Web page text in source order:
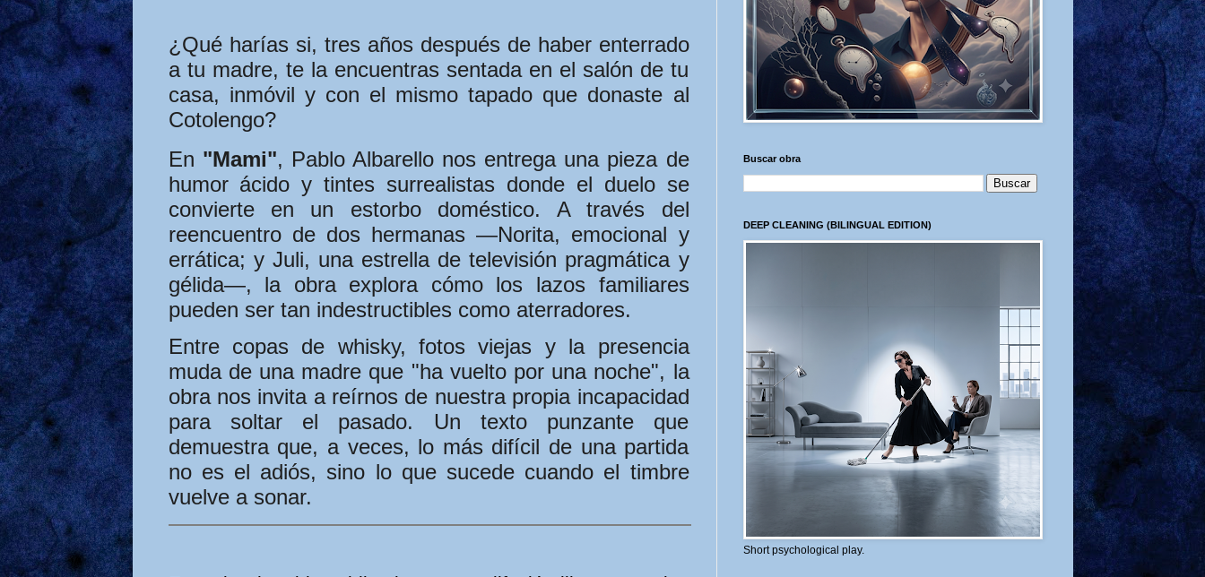
¿Qué harías si, tres años después de haber enterrado
a tu madre, te la encuentras sentada en el salón de tu
casa, inmóvil y con el mismo tapado que donaste al
Cotolengo?
En "Mami", Pablo Albarello nos entrega una pieza de
humor ácido y tintes surrealistas donde el duelo se
convierte en un estorbo doméstico. A través del
reencuentro de dos hermanas —Norita, emocional y
errática; y Juli, una estrella de televisión pragmática y
gélida—, la obra explora cómo los lazos familiares
pueden ser tan indestructibles como aterradores.
Entre copas de whisky, fotos viejas y la presencia
muda de una madre que "ha vuelto por una noche", la
obra nos invita a reírnos de nuestra propia incapacidad
para soltar el pasado. Un texto punzante que
demuestra que, a veces, lo más difícil de una partida
no es el adiós, sino lo que sucede cuando el timbre
vuelve a sonar.
Buscar obra
DEEP CLEANING (BILINGUAL EDITION)
Short psychological play.